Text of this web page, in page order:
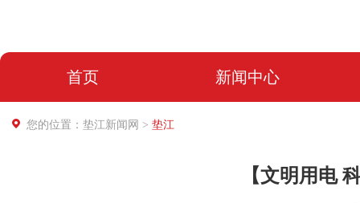
首页 新闻中心
您的位置：垫江新闻网 > 垫江
【文明用电